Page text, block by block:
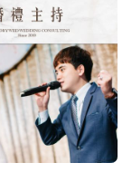
關於愛情的浪
織成美好的現
對新人的心願與
在這個特別的日
，讓愛的光芒
禮顧問公司之